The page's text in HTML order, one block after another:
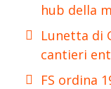
hub della
Lunetta di
cantieri
FS ordina